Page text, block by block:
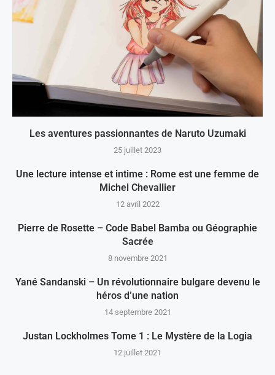
Les aventures passionnantes de Naruto Uzumaki
25 juillet 2023
Une lecture intense et intime : Rome est une femme de
Michel Chevallier
12 avril 2022
Pierre de Rosette – Code Babel Bamba ou Géographie
Sacrée
8 novembre 2021
Yané Sandanski – Un révolutionnaire bulgare devenu le
héros d’une nation
14 septembre 2021
Justan Lockholmes Tome 1 : Le Mystère de la Logia
12 juillet 2021